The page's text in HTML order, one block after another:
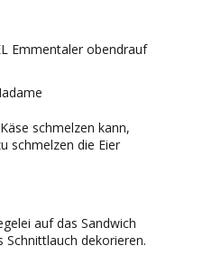
Emmentaler obendrauf
schmelzen kann,
schmelzen die Eier
auf das Sandwich
dekorieren.